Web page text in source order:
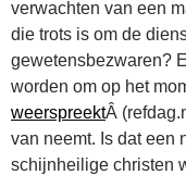
verwachten van een
die trots is om de
gewetensbezwaren?
worden om op het
weerspreektÂ
van neemt. Is dat een
schijnheilige christen